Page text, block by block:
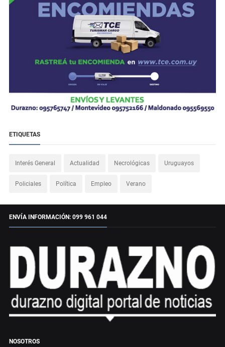
ETIQUETAS
Interés General Actualidad Necrológicas Uruguayos
Policiales Política Empleo Verano
ENVÍA INFORMACIÓN: 099 961 044
NOSOTROS